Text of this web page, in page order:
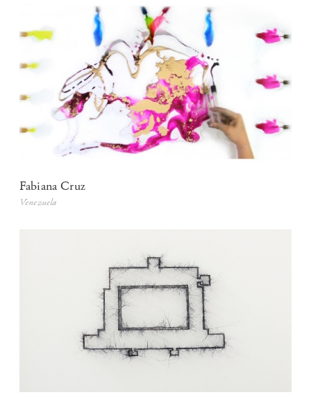
Fabiana Cruz
Venezuela